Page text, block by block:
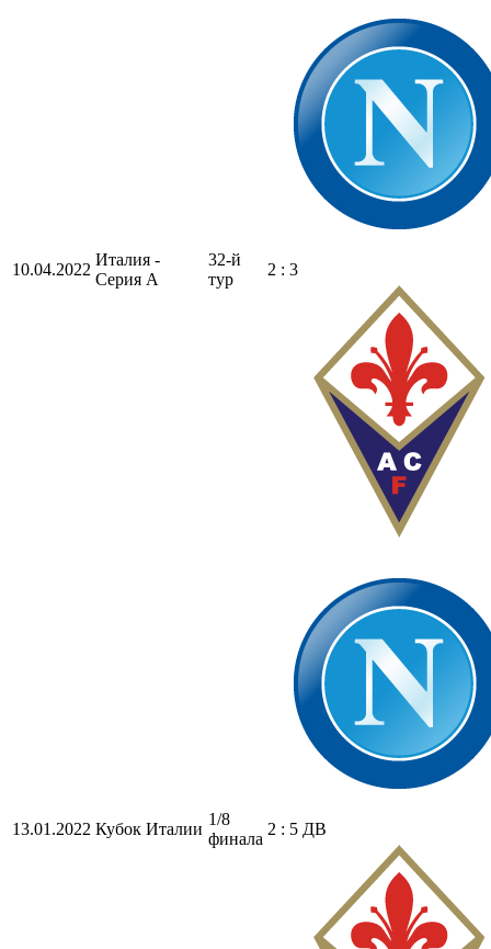
10.04.2022
Италия -
Серия А
32-й
тур
2 : 3
13.01.2022 Кубок Италии
1/8
финала
2 : 5 ДВ